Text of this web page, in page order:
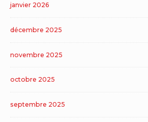
janvier 2026
décembre 2025
novembre 2025
octobre 2025
septembre 2025